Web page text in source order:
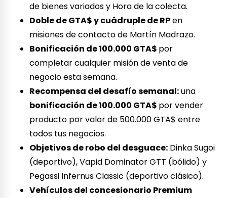
de bienes variados y Hora de la colecta.
Doble de GTA$ y cuádruple de RPen
misiones de contacto de Martín Madrazo.
Bonificación de 100.000 GTA$ por
completar cualquier misión de venta de
negocio esta semana.
Recompensa del desafío semanal:una
bonificación de 100.000 GTA$ por vender
producto por valor de 500.000 GTA$ entre
todos tus negocios.
Objetivos de robo del desguace: Dinka Sugoi
(deportivo), Vapid Dominator GTT (bólido) y
Pegassi Infernus Classic (deportivo clásico).
Vehículos del concesionario Premium